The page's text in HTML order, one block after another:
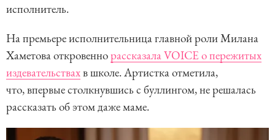
исполнитель.
На премьере исполнительница главной роли Милана
Хаметова откровеннорассказала VOICE о пережитых
издевательствахв школе. Артистка отметила,
что, впервые столкнувшись с буллингом, не решалась
рассказать об этом даже маме.